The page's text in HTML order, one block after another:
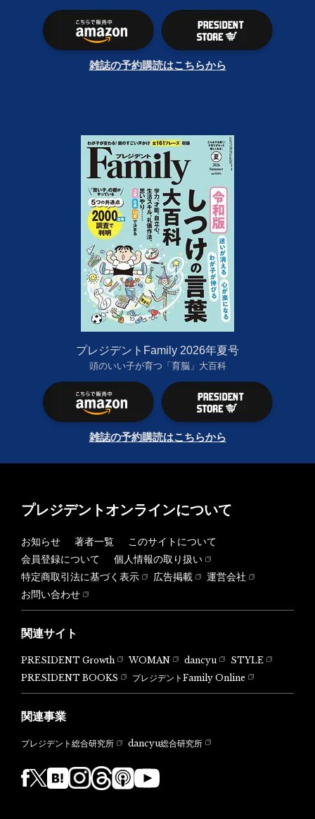
雑誌の予約購読はこちらから
プレジデントFamily 2026年夏号
頭のいい子が育つ「育脳」大百科
雑誌の予約購読はこちらから
プレジデントオンラインについて
お知らせ 著者一覧
このサイトについて
会員登録について
個人情報の取り扱い
特定商取引法に基づく表示
広告掲載
運営会社
お問い合わせ
関連サイト
PRESIDENT Growth WOMAN dancyu
STYLE
PRESIDENT BOOKS
プレジデントFamily Online
関連事業
プレジデント総合研究所 dancyu総合研究所